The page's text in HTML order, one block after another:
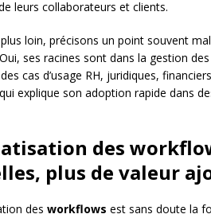
leurs collaborateurs et clients.
plus loin, précisons un point souvent
ses racines sont dans la gestion
cas d’usage RH, juridiques,
explique son adoption rapide dans
des
plus de valeur
des workflows est sans doute la